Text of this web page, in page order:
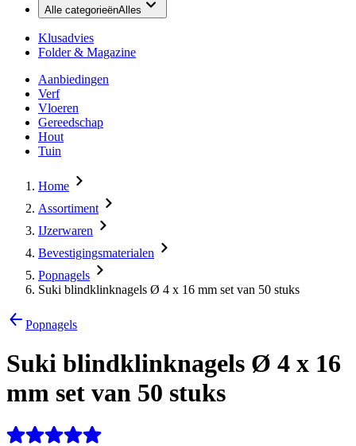
Alle categorieënAlles
Klusadvies
Folder & Magazine
Aanbiedingen
Verf
Vloeren
Gereedschap
Hout
Tuin
Home
Assortiment
IJzerwaren
Bevestigingsmaterialen
Popnagels
Suki blindklinknagels Ø 4 x 16 mm set van 50 stuks
Popnagels
Suki blindklinknagels Ø 4 x 16
mm set van 50 stuks